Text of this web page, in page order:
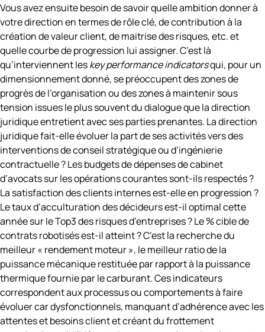
Vous avez ensuite besoin de savoir quelle ambition donner à
votre direction en termes de rôle clé, de contribution à la
création de valeur client, de maitrise des risques, etc. et
quelle courbe de progression lui assigner. C’est là
qu’interviennent leskey performance indicatorsqui, pour un
dimensionnement donné, se préoccupent des zones de
progrès de l’organisation ou des zones à maintenir sous
tension issues le plus souvent du dialogue que la direction
juridique entretient avec ses parties prenantes. La direction
juridique fait-elle évoluer la part de ses activités vers des
interventions de conseil stratégique ou d’ingénierie
contractuelle ? Les budgets de dépenses de cabinet
d’avocats sur les opérations courantes sont-ils respectés ?
La satisfaction des clients internes est-elle en progression ?
Le taux d’acculturation des décideurs est-il optimal cette
année sur le Top3 des risques d’entreprises ? Le % cible de
contrats robotisés est-il atteint ? C’est la recherche du
meilleur « rendement moteur », le meilleur ratio de la
puissance mécanique restituée par rapport à la puissance
thermique fournie par le carburant. Ces indicateurs
correspondent aux processus ou comportements à faire
évoluer car dysfonctionnels, manquant d’adhérence avec les
attentes et besoins client et créant du frottement